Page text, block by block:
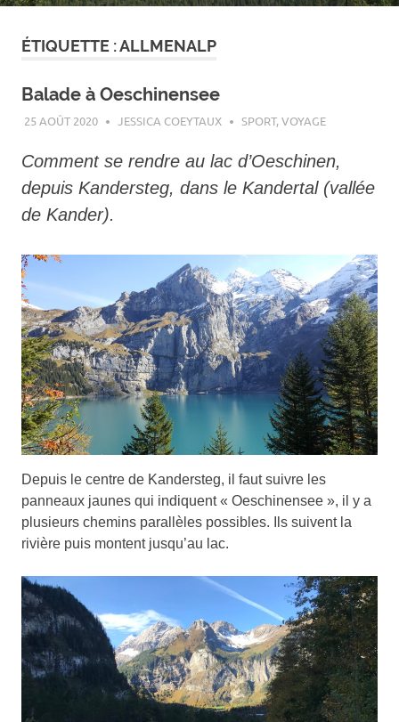
ÉTIQUETTE :ALLMENALP
Balade à Oeschinensee
25 AOÛT 2020 JESSICA COEYTAUX SPORT,VOYAGE
Comment se rendre au lac d’Oeschinen,
depuis Kandersteg, dans le Kandertal (vallée
de Kander).
Depuis le centre de Kandersteg, il faut suivre les
panneaux jaunes qui indiquent « Oeschinensee », il y a
plusieurs chemins parallèles possibles. Ils suivent la
rivière puis montent jusqu’au lac.